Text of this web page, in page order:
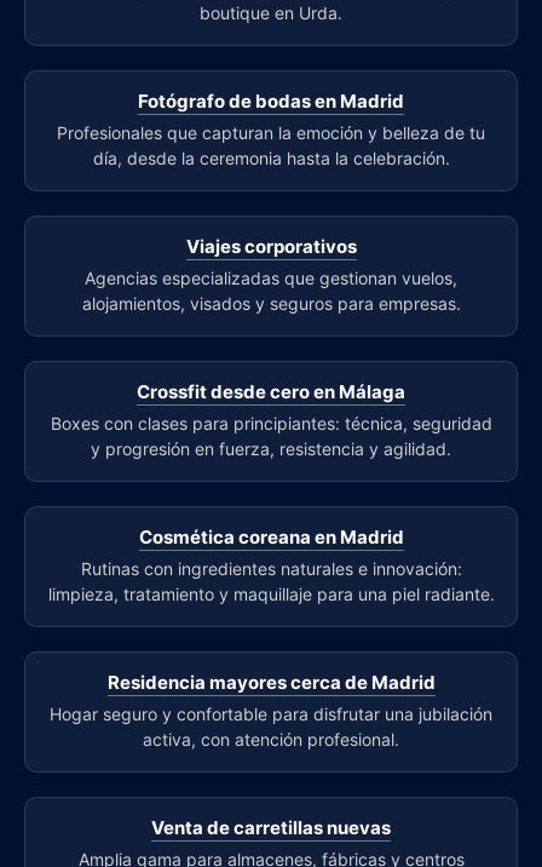
boutique en Urda.
Fotógrafo de bodas en Madrid
Profesionales que capturan la emoción y belleza de tu
día, desde la ceremonia hasta la celebración.
Viajes corporativos
Agencias especializadas que gestionan vuelos,
alojamientos, visados y seguros para empresas.
Crossfit desde cero en Málaga
Boxes con clases para principiantes: técnica, seguridad
y progresión en fuerza, resistencia y agilidad.
Cosmética coreana en Madrid
Rutinas con ingredientes naturales e innovación:
limpieza, tratamiento y maquillaje para una piel radiante.
Residencia mayores cerca de Madrid
Hogar seguro y confortable para disfrutar una jubilación
activa, con atención profesional.
Venta de carretillas nuevas
Amplia gama para almacenes, fábricas y centros